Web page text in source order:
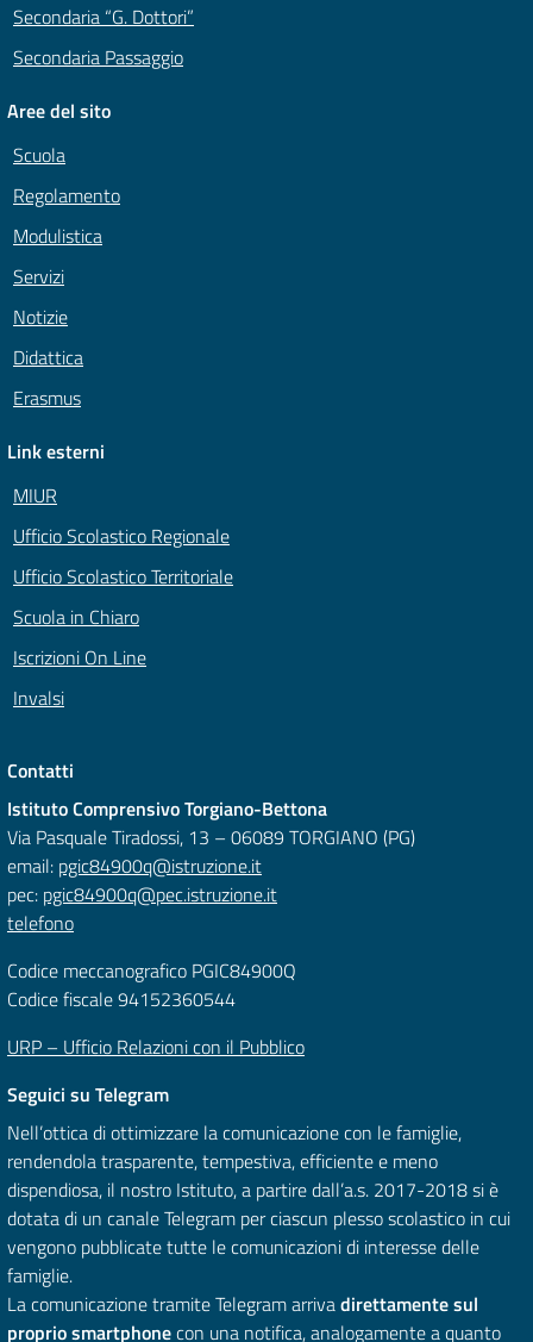
Secondaria “G. Dottori”
Secondaria Passaggio
Aree del sito
Scuola
Regolamento
Modulistica
Servizi
Notizie
Didattica
Erasmus
Link esterni
MIUR
Ufficio Scolastico Regionale
Ufficio Scolastico Territoriale
Scuola in Chiaro
Iscrizioni On Line
Invalsi
Contatti
Istituto Comprensivo Torgiano-Bettona
Via Pasquale Tiradossi, 13 – 06089 TORGIANO (PG)
email: pgic84900q@istruzione.it
pec: pgic84900q@pec.istruzione.it
telefono
Codice meccanografico PGIC84900Q
Codice fiscale 94152360544
URP – Ufficio Relazioni con il Pubblico
Seguici su Telegram
Nell’ottica di ottimizzare la comunicazione con le famiglie,
rendendola trasparente, tempestiva, efficiente e meno
dispendiosa, il nostro Istituto, a partire dall’a.s. 2017-2018 si è
dotata di un canale Telegram per ciascun plesso scolastico in cui
vengono pubblicate tutte le comunicazioni di interesse delle
famiglie.
La comunicazione tramite Telegram arrivadirettamente sul
proprio smartphonecon una notifica, analogamente a quanto